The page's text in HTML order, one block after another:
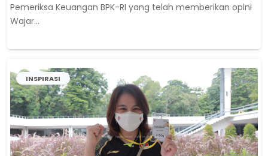
Pemeriksa Keuangan BPK-RI yang telah memberikan opini
Wajar...
INSPIRASI